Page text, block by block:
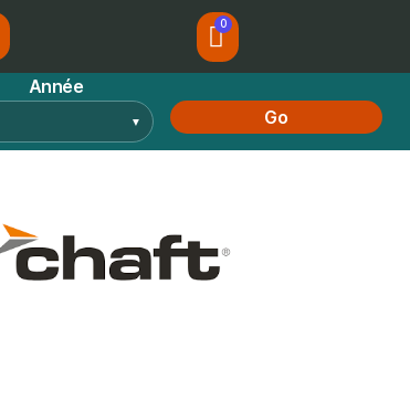
Année
Go